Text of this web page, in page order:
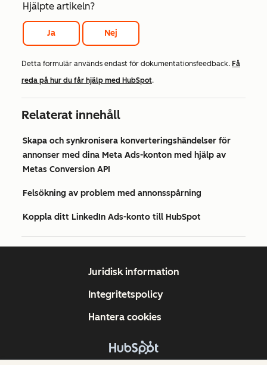
Hjälpte artikeln?
Ja Nej
Detta formulär används endast för dokumentationsfeedback. Få
reda på hur du får hjälp med HubSpot.
Relaterat innehåll
Skapa och synkronisera konverteringshändelser för
annonser med dina Meta Ads-konton med hjälp av
Metas Conversion API
Felsökning av problem med annonsspårning
Koppla ditt LinkedIn Ads-konto till HubSpot
Juridisk information
Integritetspolicy
Hantera cookies